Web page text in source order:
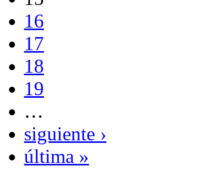
16
17
18
19
…
siguiente ›
última »